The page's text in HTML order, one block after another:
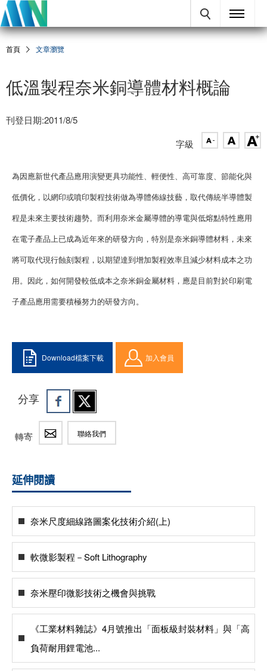
首頁 文章瀏覽
低溫製程奈米銅導體材料概論
刊登日期:2011/8/5
字級
為因應新世代產品應用演變更具功能性、輕便性、高可靠度、節能化與
低價化，以網印或噴印製程技術做為導體佈線技藝，取代傳統半導體製
程是未來主要技術趨勢。而利用奈米金屬導體的導電與低熔點特性應用
在電子產品上已成為近年來的研發方向，特別是奈米銅導體材料，未來
將可取代現行蝕刻製程，以期望達到增加製程效率且減少材料成本之功
用。因此，如何開發較低成本之奈米銅金屬材料，應是目前對於印刷電
子產品應用需要積極努力的研發方向。
Download檔案下載 加入會員
分享
轉寄 聯絡我們
延伸閱讀
奈米尺度細線路圖案化技術介紹(上)
軟微影製程－Soft Lithography
奈米壓印微影技術之機會與挑戰
《工業材料雜誌》4月號推出「面板級封裝材料」與「高
負荷耐用鋰電池...